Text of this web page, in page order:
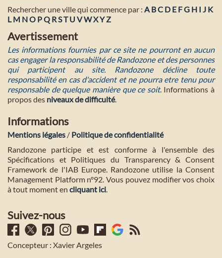
Rechercher une ville qui commence par : A BC D E FG H I J K
L M NO PQ RST U VWXYZ
Avertissement
Les informations fournies par ce site ne pourront en aucun
cas engager la responsabilité de Randozone et des personnes
qui participent au site. Randozone décline toute
responsabilité en cas d'accident et ne pourra etre tenu pour
responsable de quelque manière que ce soit. Informations à
propos des niveaux de difficulté.
Informations
Mentions légales / Politique de confidentialité
Randozone participe et est conforme à l'ensemble des
Spécifications et Politiques du Transparency & Consent
Framework de l'IAB Europe. Randozone utilise la Consent
Management Platform n°92. Vous pouvez modifier vos choix
à tout moment en cliquant ici.
Suivez-nous
Concepteur : Xavier Argeles